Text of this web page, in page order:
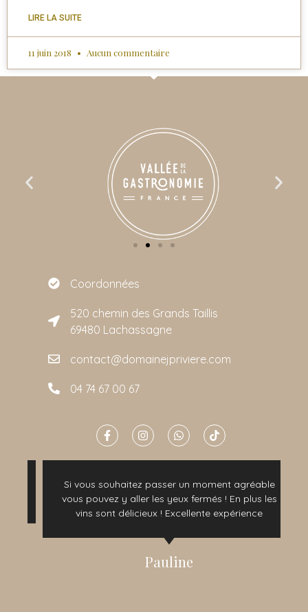
LIRE LA SUITE
11 juin 2018 Aucun commentaire
Coordonnées
520 chemin des Grands Taillis
69480 Lachassagne
contact@domainejpriviere.com
04 74 67 00 67
Si vous souhaitez passer un moment agréable
vous pouvez y aller les yeux fermés ! En plus les
vins sont délicieux ! Excellente expérience
Pauline